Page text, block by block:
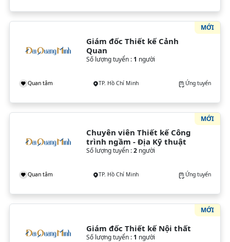
Giám đốc Thiết kế Cảnh
Quan
Số lượng tuyển : 1 người
Quan tâm TP. Hồ Chí Minh Ứng tuyển
MỚI
Chuyên viên Thiết kế Công
trình ngầm - Địa Kỹ thuật
Số lượng tuyển :2người
Quan tâm TP. Hồ Chí Minh Ứng tuyển
MỚI
Giám đốc Thiết kế Nội thất
Số lượng tuyển : 1 người
MỚI